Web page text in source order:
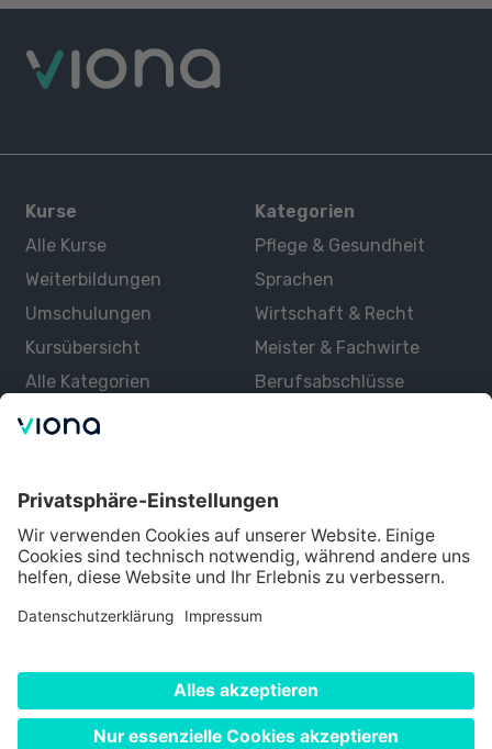
Kurse
Alle Kurse
Weiterbildungen
Umschulungen
Kursübersicht
Alle Kategorien
Kategorien
Pflege & Gesundheit
Sprachen
Wirtschaft & Recht
Meister & Fachwirte
Berufsabschlüsse
Über uns
Lernen mit Viona
Alle Partner
Partner werden
Impressum
Nutzungsbedingungen
Cookie Einstellungen